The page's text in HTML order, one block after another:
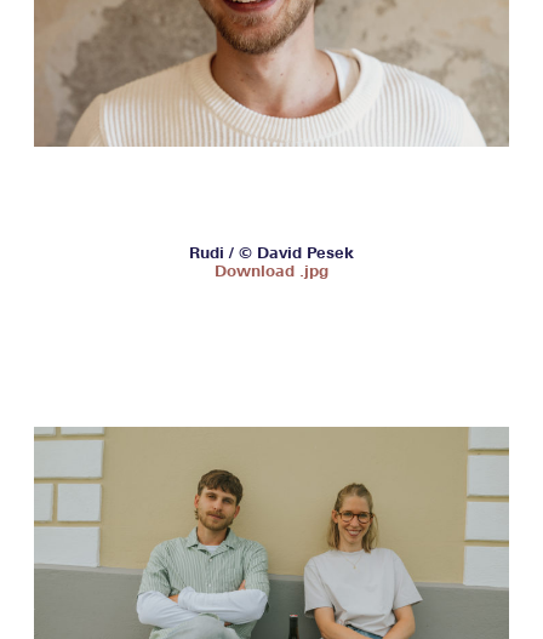
Rudi / © David Pesek
Download .jpg